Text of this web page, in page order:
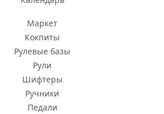
Маркет
Кокпиты
Рулевые базы
Рули
Шифтеры
Ручники
Педали